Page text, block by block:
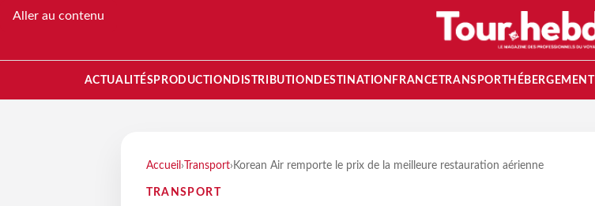
Aller au contenu
ACTUALITÉS PRODUCTION DISTRIBUTION DESTINATION FRANCETRANSPORT HÉBERGEMENT
Accueil › Transport› Korean Air remporte le prix de la meilleure restauration aérienne
TRANSPORT